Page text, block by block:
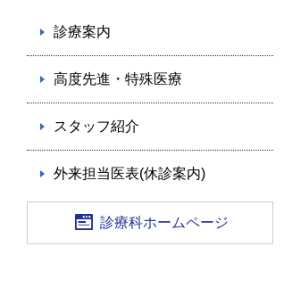
診療案内
高度先進・特殊医療
スタッフ紹介
外来担当医表(休診案内)
診療科ホームページ